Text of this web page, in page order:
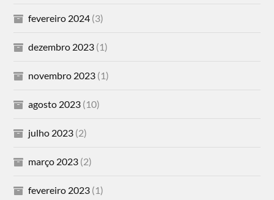
fevereiro 2024 (3)
dezembro 2023 (1)
novembro 2023 (1)
agosto 2023 (10)
julho 2023 (2)
março 2023 (2)
fevereiro 2023 (1)